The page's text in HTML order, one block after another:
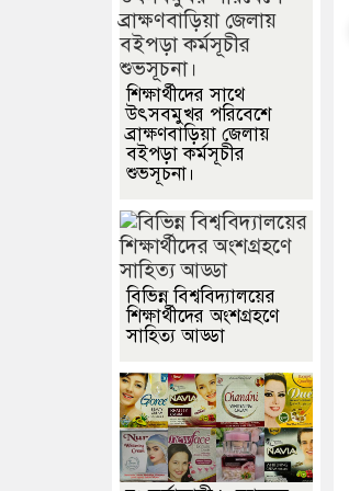
শিক্ষার্থীদের সাথে
উৎসবমুখর পরিবেশে
ব্রাক্ষণবাড়িয়া জেলায়
বইপড়া কর্মসূচীর
শুভসূচনা।
বিভিন্ন বিশ্ববিদ্যালয়ের
শিক্ষার্থীদের অংশগ্রহণে
সাহিত্য আড্ডা